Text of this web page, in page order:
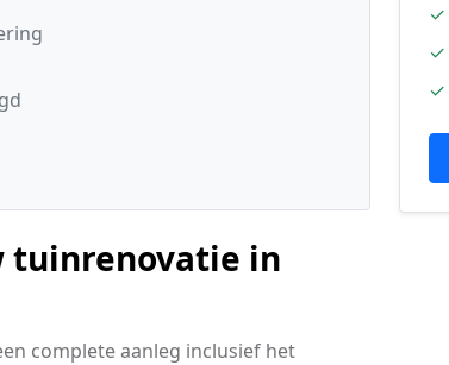
tuinrenovatie in
complete aanleg inclusief het
✓
✓
✓